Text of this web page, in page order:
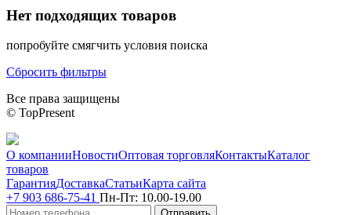
Нет подходящих товаров
попробуйте смягчить условия поиска
Сбросить фильтры
Все права защищены
© TopPresent
О компанииНовостиОптовая торговляКонтактыКаталог
товаров
ГарантияДоставкаСтатьиКарта сайта
+7 903 686-75-41 Пн-Пт: 10.00-19.00